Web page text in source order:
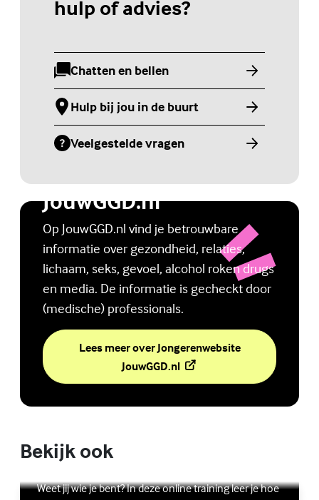
hulp of advies?
Chatten en bellen
(Externe link)
Hulp bij jou in de buurt
(Externe link)
Veelgestelde vragen
(Externe link)
Jongerenwebsite
JouwGGD.nl
Op JouwGGD.nl vind je betrouwbare
informatie over gezondheid, relaties,
lichaam, seks, gevoel, alcohol roken drugs
en media. De informatie is gecheckt door
(medische) professionals.
Lees meer over Jongerenwebsite
JouwGGD.nl(Externe link)
Bekijk ook
Online zelfhulptraining - Wie ben ik?
Weet jij wie je bent? In deze online training leer je hoe
Lees meer over Online zelfhulptraining - Wie ben ik?
(Externe link)